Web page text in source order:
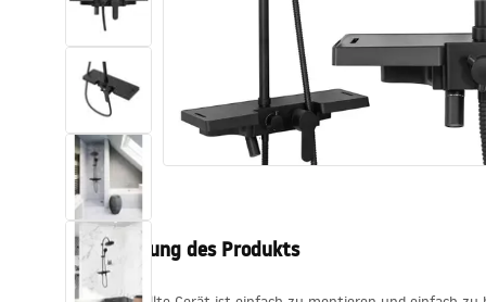
Badarmaturen
Duschen
Küche
Badezimmerzubehör und Möbel
Beschreibung des Produkts